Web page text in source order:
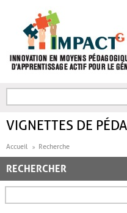
FORMULAIRE DE
VIGNETTES DE
Accueil Recherche
RECHERCHER